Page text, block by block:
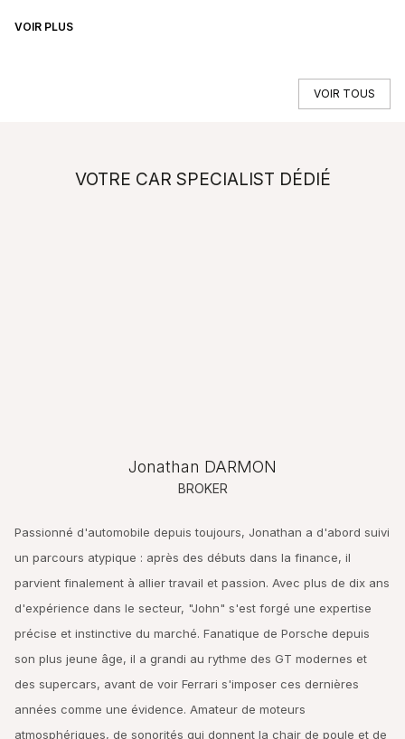
VOIR PLUS
VOIR TOUS
VOTRE CAR SPECIALIST DÉDIÉ
Jonathan DARMON
BROKER
Passionné d'automobile depuis toujours, Jonathan a d'abord suivi
un parcours atypique : après des débuts dans la finance, il
parvient finalement à allier travail et passion. Avec plus de dix ans
d'expérience dans le secteur, "John" s'est forgé une expertise
précise et instinctive du marché. Fanatique de Porsche depuis
son plus jeune âge, il a grandi au rythme des GT modernes et
des supercars, avant de voir Ferrari s'imposer ces dernières
années comme une évidence. Amateur de moteurs
atmosphériques, de sonorités qui donnent la chair de poule et de